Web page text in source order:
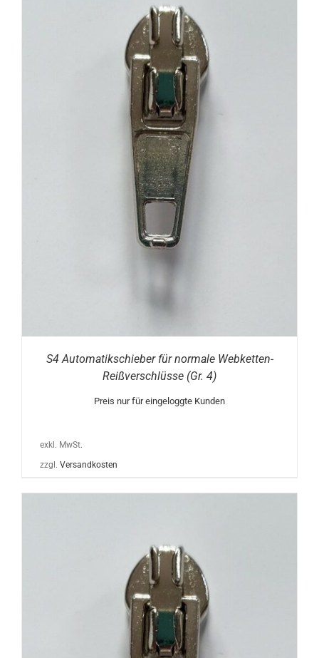
S4 Automatikschieber für normale Webketten-
Reißverschlüsse (Gr. 4)
Preis nur für eingeloggte Kunden
exkl. MwSt.
zzgl. Versandkosten